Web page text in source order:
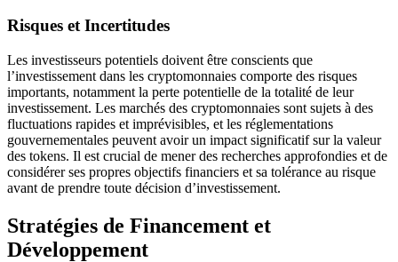
Risques et Incertitudes
Les investisseurs potentiels doivent être conscients que
l’investissement dans les cryptomonnaies comporte des risques
importants, notamment la perte potentielle de la totalité de leur
investissement. Les marchés des cryptomonnaies sont sujets à des
fluctuations rapides et imprévisibles, et les réglementations
gouvernementales peuvent avoir un impact significatif sur la valeur
des tokens. Il est crucial de mener des recherches approfondies et de
considérer ses propres objectifs financiers et sa tolérance au risque
avant de prendre toute décision d’investissement.
Stratégies de Financement et
Développement